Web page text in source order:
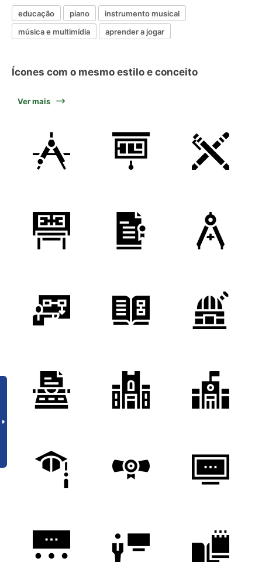
educação piano
instrumento musical
música e multimídia
aprender a jogar
Ícones com o mesmo estilo e conceito
Ver mais